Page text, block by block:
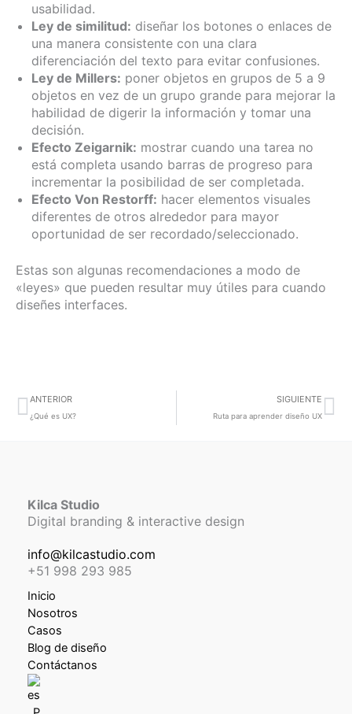
usabilidad.
Ley de similitud: diseñar los botones o enlaces de
una manera consistente con una clara
diferenciación del texto para evitar confusiones.
Ley de Millers: poner objetos en grupos de 5 a 9
objetos en vez de un grupo grande para mejorar la
habilidad de digerir la información y tomar una
decisión.
Efecto Zeigarnik: mostrar cuando una tarea no
está completa usando barras de progreso para
incrementar la posibilidad de ser completada.
Efecto Von Restorff: hacer elementos visuales
diferentes de otros alrededor para mayor
oportunidad de ser recordado/seleccionado.
Estas son algunas recomendaciones a modo de
«leyes» que pueden resultar muy útiles para cuando
diseñes interfaces.
Prev
ANTERIOR
¿Qué es UX?
SIGUIENTE
Ruta para aprender diseño UX
Kilca Studio
Digital branding & interactive design
info@kilcastudio.com
+51 998 293 985
Inicio
Nosotros
Casos
Blog de diseño
Contáctanos